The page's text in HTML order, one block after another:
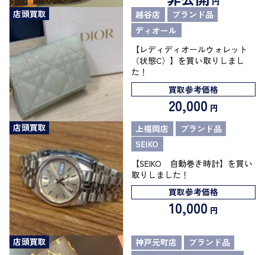
店頭買取
越谷店
ブランド品
ディオール
【レディディオールウォレット
（状態C）】を買い取りしまし
た！
買取参考価格
20,000 円
店頭買取
上福岡店
ブランド品
SEIKO
【SEIKO 自動巻き時計】を買い
取りしました！
買取参考価格
10,000 円
店頭買取 神戸元町店
ブランド品